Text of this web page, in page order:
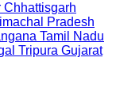
Chhattisgarh
Pradesh
Tamil Nadu
Tripura Gujarat